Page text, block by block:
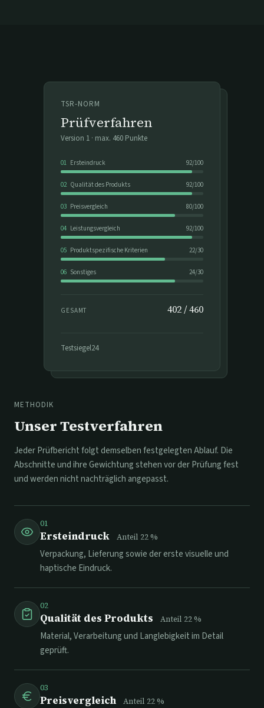
TSR-NORM
Prüfverfahren
Version 1 · max. 460 Punkte
01 Ersteindruck 92/100
02 Qualität des Produkts 92/100
03 Preisvergleich 80/100
04 Leistungsvergleich 92/100
05 Produktspezifische Kriterien 22/30
06 Sonstiges 24/30
GESAMT 402/460
Testsiegel24
METHODIK
Unser Testverfahren
Jeder Prüfbericht folgt demselben festgelegten Ablauf. Die
Abschnitte und ihre Gewichtung stehen vor der Prüfung fest
und werden nicht nachträglich angepasst.
01
Ersteindruck Anteil 22%
Verpackung, Lieferung sowie der erste visuelle und
haptische Eindruck.
02
Qualität des Produkts Anteil 22%
Material, Verarbeitung und Langlebigkeit im Detail
geprüft.
03
Preisvergleich Anteil 22%